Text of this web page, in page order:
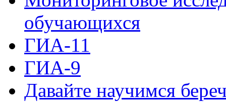
обучающихся
ГИА-11
ГИА-9
Давайте научимся